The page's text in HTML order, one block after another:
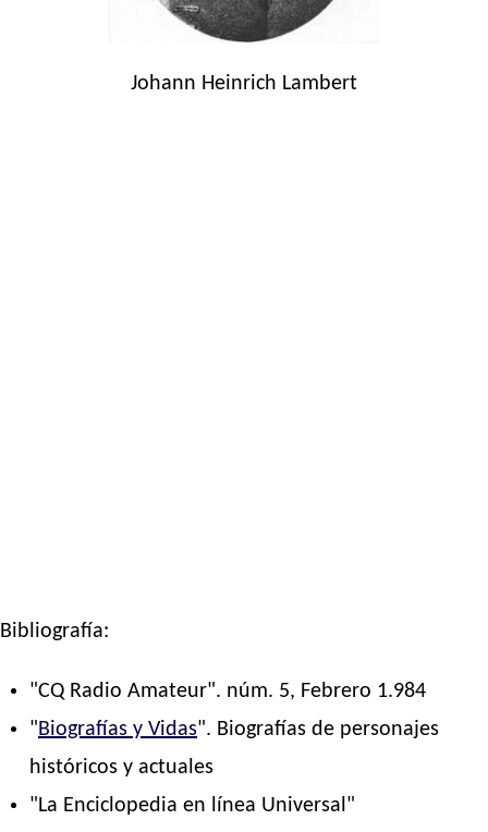
Johann Heinrich Lambert
Bibliografía:
"CQ Radio Amateur". núm. 5, Febrero 1.984
"Biografías y Vidas". Biografías de personajes
históricos y actuales
"La Enciclopedia en línea Universal"